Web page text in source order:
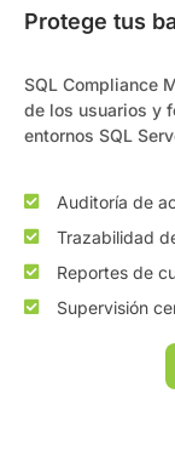
Protege tus
SQL Compliance
de los usuarios y
entornos SQL
Auditoría de
Trazabilidad
Reportes de
Supervisión